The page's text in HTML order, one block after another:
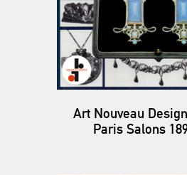
Art Nouveau
Paris Salons